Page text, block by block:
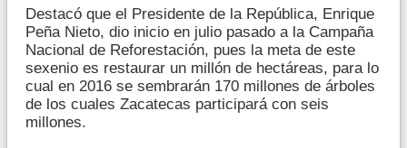
Destacó que el Presidente de la República, Enrique
Peña Nieto, dio inicio en julio pasado a la Campaña
Nacional de Reforestación, pues la meta de este
sexenio es restaurar un millón de hectáreas, para lo
cual en 2016 se sembrarán 170 millones de árboles
de los cuales Zacatecas participará con seis
millones.